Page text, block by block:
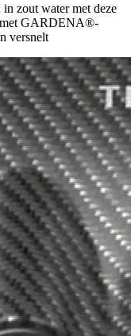
zout water met deze
met GARDENA®-
versnelt